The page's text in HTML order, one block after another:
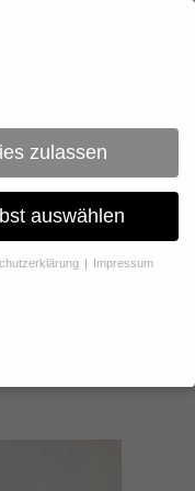
zulassen
auswählen
Impressum
Daten finden Sie in